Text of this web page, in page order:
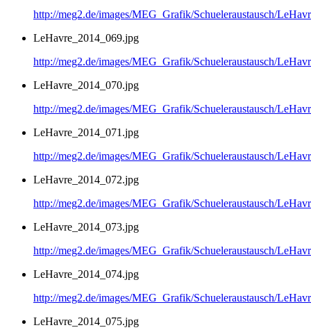
http://meg2.de/images/MEG_Grafik/Schueleraustausch/
LeHavre_2014_069.jpg
http://meg2.de/images/MEG_Grafik/Schueleraustausch/
LeHavre_2014_070.jpg
http://meg2.de/images/MEG_Grafik/Schueleraustausch/
LeHavre_2014_071.jpg
http://meg2.de/images/MEG_Grafik/Schueleraustausch/
LeHavre_2014_072.jpg
http://meg2.de/images/MEG_Grafik/Schueleraustausch/
LeHavre_2014_073.jpg
http://meg2.de/images/MEG_Grafik/Schueleraustausch/
LeHavre_2014_074.jpg
http://meg2.de/images/MEG_Grafik/Schueleraustausch/
LeHavre_2014_075.jpg